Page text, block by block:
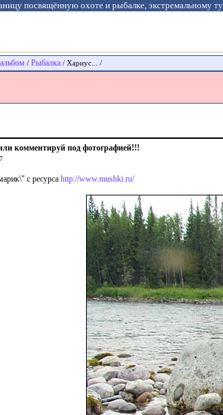
посвящённую охоте и рыбалке, экстремальному
/ Рыбалка / Хариус... /
комментируй под фотографией!!!
с ресурса http://www.mushki.ru/